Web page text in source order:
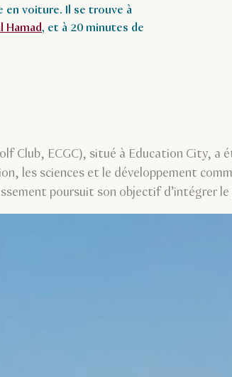
en voiture. Il se trouve à
Hamad, et à 20 minutes de
Club, ECGC), situé à Education City, a
les sciences et le développement
poursuit son objectif d’intégrer